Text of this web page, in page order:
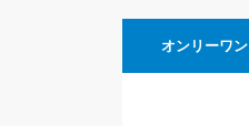
オンリーワン